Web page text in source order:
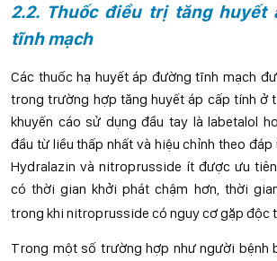
2.2. Thuốc điều trị tăng huyết
tĩnh mạch
Các thuốc hạ huyết áp đường tĩnh mạch
trong trường hợp tăng huyết áp cấp tính ở
khuyến cáo sử dụng đầu tay là labetalol
đầu từ liều thấp nhất và hiệu chỉnh theo đáp
Hydralazin và nitroprusside ít được ưu
có thời gian khởi phát chậm hơn, thời
trong khi nitroprusside có nguy cơ gặp độc
Trong một số trường hợp như người bệnh